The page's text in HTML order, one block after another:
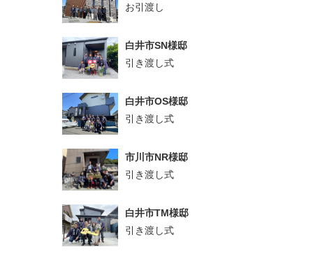
お引渡し
白井市SN様邸
引き渡し式
白井市OS様邸
引き渡し式
市川市NR様邸
引き渡し式
白井市TM様邸
引き渡し式